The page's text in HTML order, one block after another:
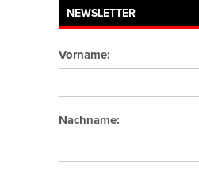
NEWSLETTER
Vorname:
Nachname: